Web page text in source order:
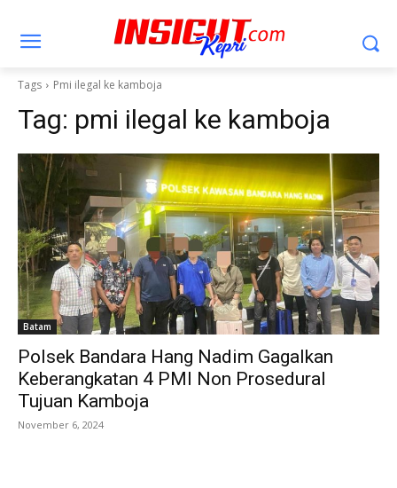
Tags Pmi ilegal ke kamboja
Tag: pmi ilegal ke kamboja
Batam
Polsek Bandara Hang Nadim Gagalkan
Keberangkatan 4 PMI Non Prosedural
Tujuan Kamboja
November 6, 2024